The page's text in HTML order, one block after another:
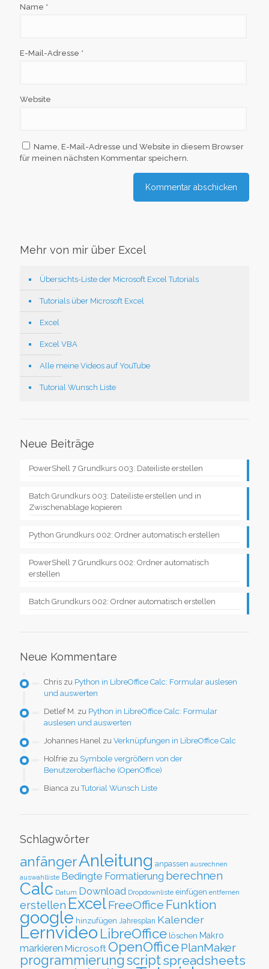
Name *
E-Mail-Adresse *
Website
Name, E-Mail-Adresse und Website in diesem Browser
für meinen nächsten Kommentar speichern.
Mehr von mir über Excel
Übersichts-Liste der Microsoft Excel Tutorials
Tutorials über Microsoft Excel
Excel
Excel VBA
Alle meine Videos auf YouTube
Tutorial Wunsch Liste
Neue Beiträge
PowerShell 7 Grundkurs 003: Dateiliste erstellen
Batch Grundkurs 003: Dateiliste erstellen und in
Zwischenablage kopieren
Python Grundkurs 002: Ordner automatisch erstellen
PowerShell 7 Grundkurs 002: Ordner automatisch
erstellen
Batch Grundkurs 002: Ordner automatisch erstellen
Neue Kommentare
Chris zu Python in LibreOffice Calc: Formular auslesen
und auswerten
Detlef M. zu Python in LibreOffice Calc: Formular
auslesen und auswerten
Johannes Hanel zu Verknüpfungen in LibreOffice Calc
Holfrie zu Symbole vergrößern von der
Benutzeroberfläche (OpenOffice)
Bianca zuTutorial Wunsch Liste
Schlagwörter
anfängerAnleitung anpassen ausrechnen
auswahlliste Bedingte Formatierung berechnen
Calc Datum Download Dropdownliste einfügen entfernen
erstellen ExcelFreeOffice Funktion
google hinzufügen Jahresplan Kalender
Lernvideo LibreOffice löschen Makro
markieren Microsoft OpenOfficePlanMaker
programmierung scriptspreadsheets